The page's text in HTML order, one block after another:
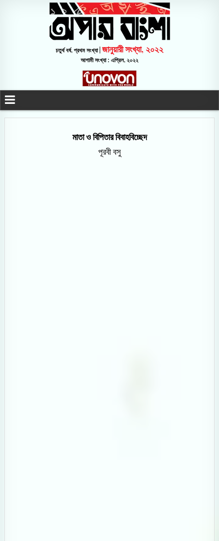
চতুর্থ বর্ষ, প্রথম সংখ্যা | জানুয়ারী সংখ্যা, ২০২২
আগামী সংখ্যা : এপ্রিল, ২০২২
মাতা ও বিপিতার বিবাহবিচ্ছেদ
পূরবী বসু